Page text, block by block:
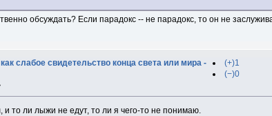
обсуждать? Если парадокс -- не парадокс, то он не
слабое свидетельство конца света или мира -
(+)1
(−)0
и то ли лыжи не едут, то ли я чего-то не понимаю.